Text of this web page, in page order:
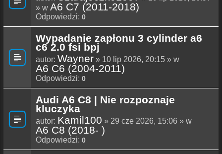
» w A6 C7 (2011-2018)
Odpowiedzi: 0
Wypadanie zapłonu 3 cylinder a6
c6 2.0 fsi bpj
autor: Wayner » 10 lip 2026, 20:15 » w
A6 C6 (2004-2011)
Odpowiedzi: 0
Audi A6 C8 | Nie rozpoznaje
kluczyka
autor: Kamil100 » 29 cze 2026, 15:06 » w
A6 C8 (2018- )
Odpowiedzi: 0